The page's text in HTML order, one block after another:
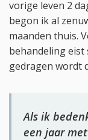
vorige leven 2
begon ik al
maanden thuis.
behandeling eist
gedragen wordt
Als ik
een jaar